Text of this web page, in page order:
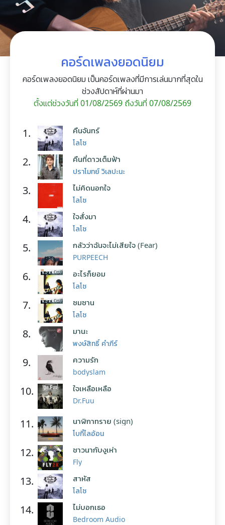
คอร์ดเพลงยอดนิยม
คอร์ดเพลงยอดนิยม เป็นคอร์ดเพลงที่มีการเล่นมากที่สุดใน
ช่วงสัปดาห์ที่ผ่านมา
ตั้งแต่ช่วงวันที่ 01/08/2569 ถึงวันที่ 07/08/2569
1. คืนจันทร์
โลโซ
2. คืนที่ดาวเต็มฟ้า
ปราโมทย์ วิเลปะนะ
3. ไม่คิดนอกใจ
โลโซ
4. ใจสั่งมา
โลโซ
5. กลัวว่าฉันจะไม่เสียใจ (Fear)
PURPEECH
6. อะไรก็ยอม
โลโซ
7. ซมซาน
โลโซ
8. มานะ
พงษ์สิทธิ์ คำภีร์
9. ความรัก
bodyslam
10. ใจเหลือเหลือ
Dr.Fuu
11. นาฬิกาทราย (sign)
โบกี้ไลอ้อน
12. ชาวนากับงูเห่า
Fly
13. สาหัส
โลโซ
14. ไม่บอกเธอ
Bedroom Audio